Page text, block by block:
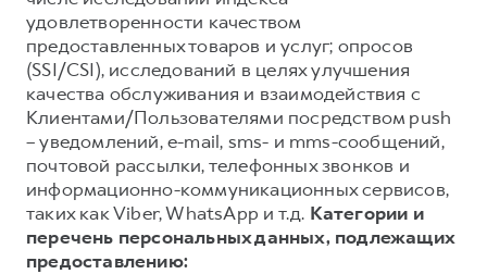
удовлетворенности качеством
предоставленных товаров и услуг; опросов
(SSI/CSI), исследований в целях улучшения
качества обслуживания и взаимодействия с
Клиентами/Пользователями посредством push
– уведомлений, e-mail, sms- и mms-сообщений,
почтовой рассылки, телефонных звонков и
информационно-коммуникационных сервисов,
таких как Viber, WhatsApp и т.д. Категории и
перечень персональных данных, подлежащих
предоставлению: